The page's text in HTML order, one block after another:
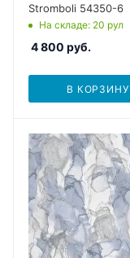
Stromboli 54350-6
На складе: 20 рул
4 800 руб.
В КОРЗИНУ